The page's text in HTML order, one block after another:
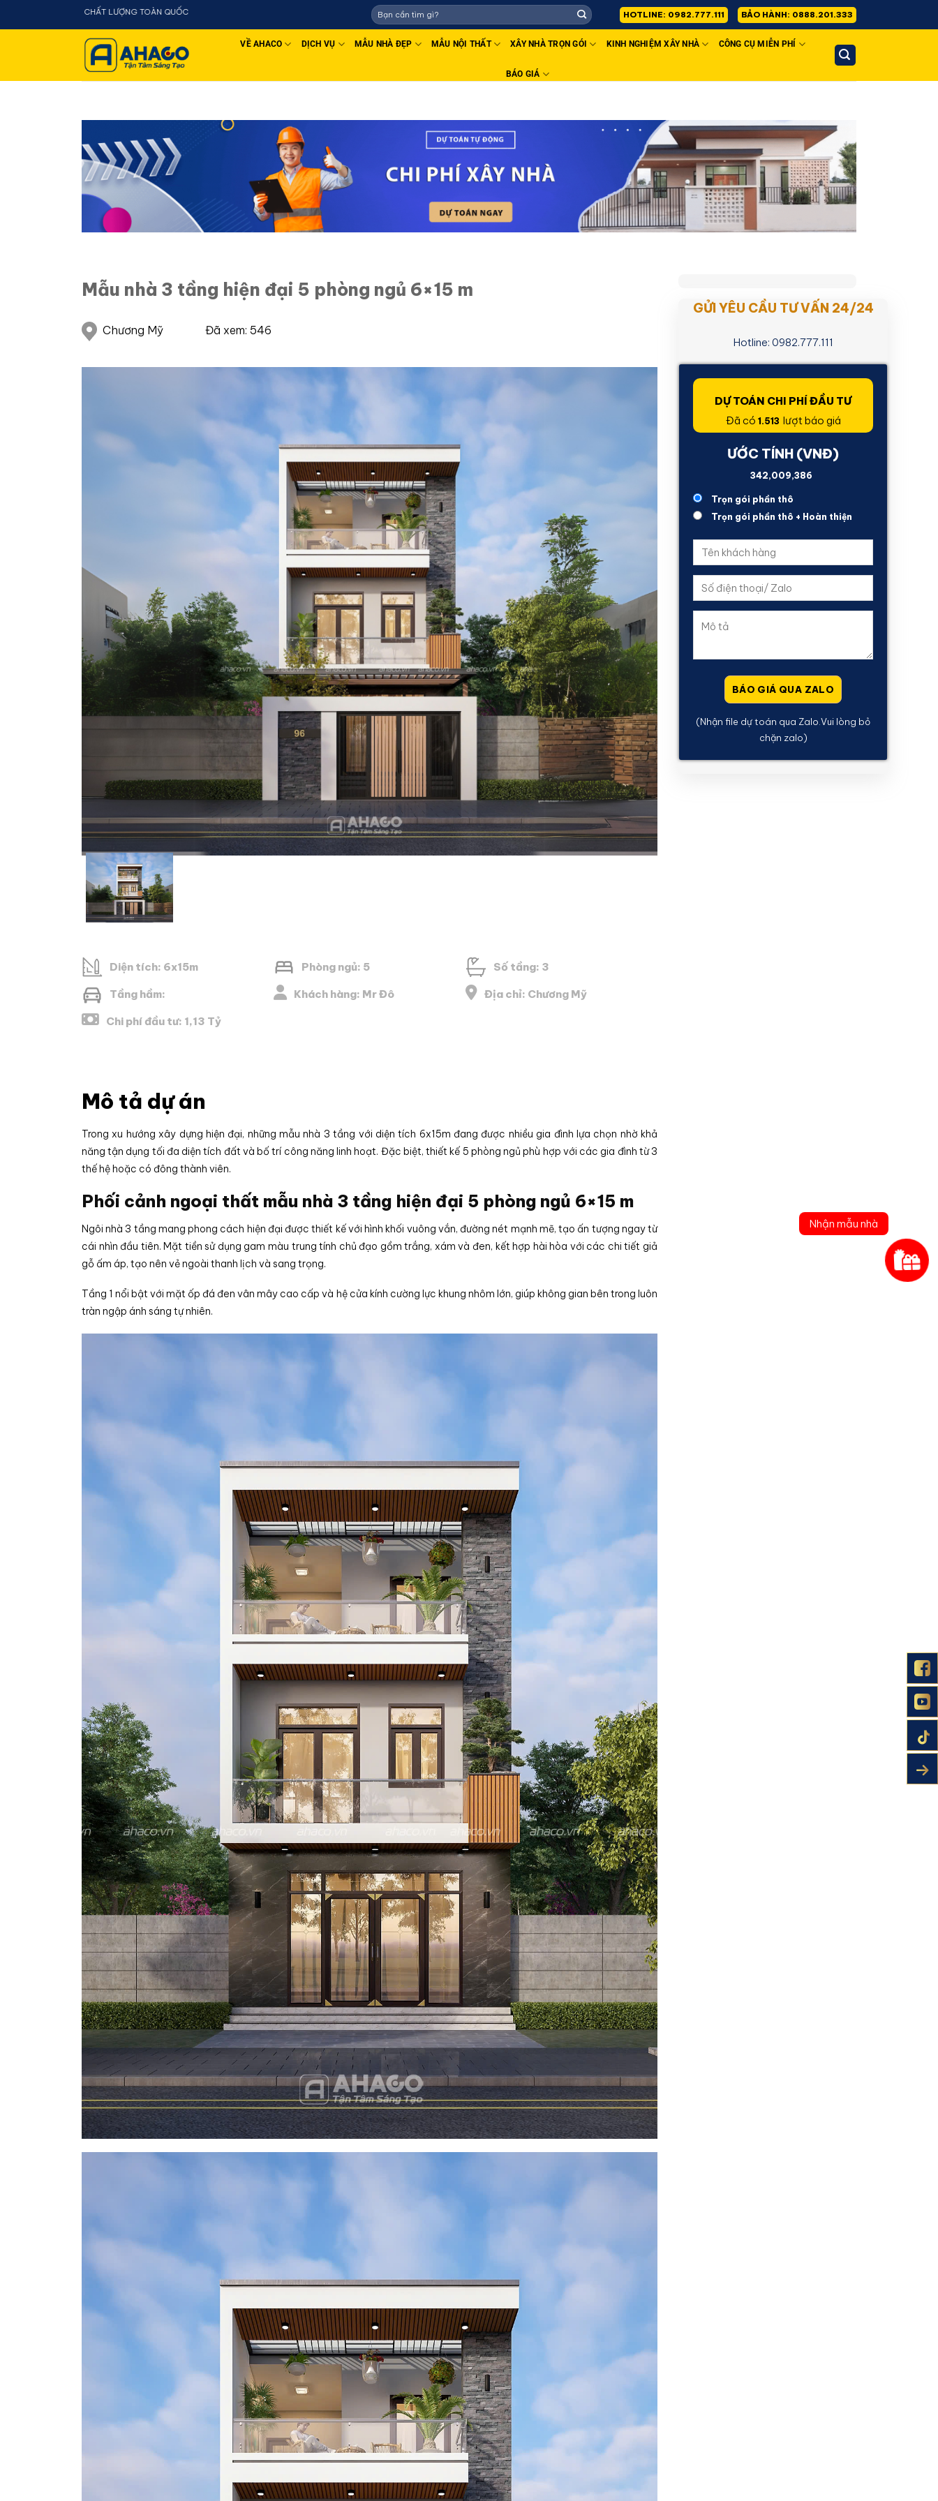
Nhận mẫu nhà
LƯỢNG TOÀN QUỐC HOTLINE: 0982.777.111 BẢO HÀNH: 0888.201.333
VỀ AHACO DỊCH VỤ MẪU NHÀ ĐẸP MẪU NỘI THẤT XÂY NHÀ TRỌN GÓI KINH NGHIỆM XÂY NHÀ CÔNG CỤ MIỄN PHÍ
BÁO GIÁ
Mẫu nhà 3 tầng hiện đại 5 phòng ngủ 6×15 m
Chương Mỹ Đã xem: 546
Diện tích: 6x15m Phòng ngủ: 5 Số tầng: 3
Tầng hầm: Khách hàng: Mr Đô Địa chỉ: Chương Mỹ
Chi phí đầu tư: 1,13 Tỷ
Mô tả dự án
Trong xu hướng xây dựng hiện đại, những mẫu nhà 3 tầng với diện tích 6x15m đang được nhiều gia đình lựa chọn nhờ khả
năng tận dụng tối đa diện tích đất và bố trí công năng linh hoạt. Đặc biệt, thiết kế 5 phòng ngủ phù hợp với các gia đình từ 3
thế hệ hoặc có đông thành viên.
Phối cảnh ngoại thất mẫu nhà 3 tầng hiện đại 5 phòng ngủ 6×15 m
Ngôi nhà 3 tầng mang phong cách hiện đại được thiết kế với hình khối vuông vắn, đường nét mạnh mẽ, tạo ấn tượng ngay từ
cái nhìn đầu tiên. Mặt tiền sử dụng gam màu trung tính chủ đạo gồm trắng, xám và đen, kết hợp hài hòa với các chi tiết giả
gỗ ấm áp, tạo nên vẻ ngoài thanh lịch và sang trọng.
Tầng 1 nổi bật với mặt ốp đá đen vân mây cao cấp và hệ cửa kính cường lực khung nhôm lớn, giúp không gian bên trong luôn
tràn ngập ánh sáng tự nhiên.
GỬI YÊU CẦU TƯ VẤN 24/24
Hotline: 0982.777.111
DỰ TOÁN CHI PHÍ ĐẦU TƯ
Đã có 1.513 lượt báo giá
ƯỚC TÍNH (VNĐ)
2,258,554,953
Trọn gói phần thô
Trọn gói phần thô + Hoàn thiện
(Nhận file dự toán qua Zalo.Vui lòng bỏ
chặn zalo)